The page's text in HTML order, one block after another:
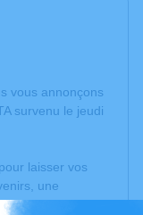
vous annonçons
survenu le jeudi
laisser vos
une
des poèmes